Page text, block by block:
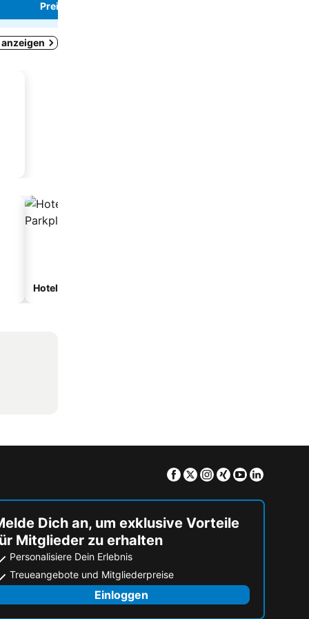
Preise sehen
Hotels mit Parkplatz
Facebook
TwitterInstagram
XingYoutube
Dich an, um exklusive Vorteile
Mitglieder zu erhalten
Personalisiere Dein Erlebnis
Treueangebote und Mitgliederpreise
Einloggen